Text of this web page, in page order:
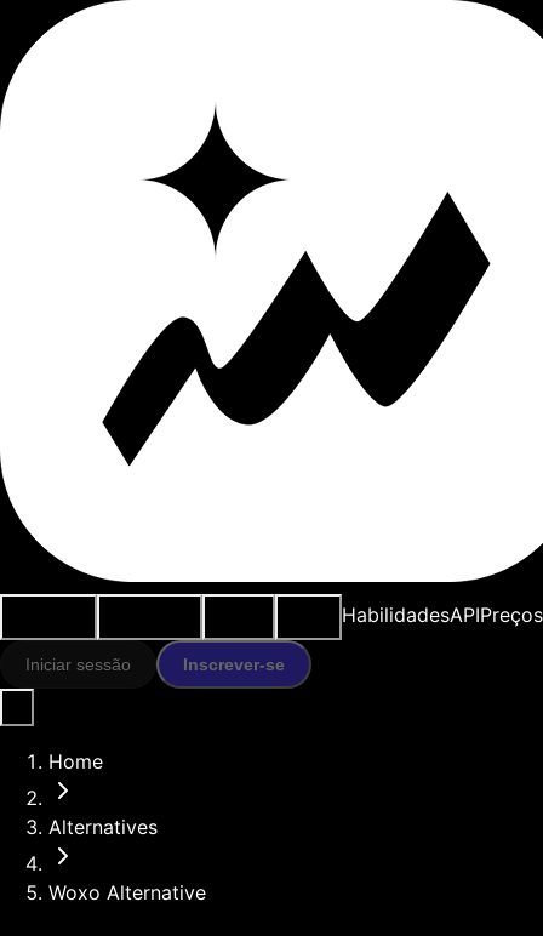
HabilidadesAPIPreços
Iniciar sessão Inscrever-se
Home
Alternatives
Woxo Alternative